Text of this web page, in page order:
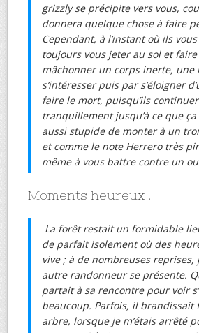
grizzly se précipite vers vous,
donnera quelque chose à faire
Cependant, à l’instant où ils
toujours vous jeter au sol et
mâchonner un corps inerte,
s’intéresser puis par s’éloigner
faire le mort, puisqu’ils
tranquillement jusqu’à ce que
aussi stupide de monter à un
et comme le note Herrero très
même à vous battre contre un
Moments heureux .
La forêt restait un formidable
de parfait isolement où des
vive ; à de nombreuses reprises,
autre randonneur se présente.
partait à sa rencontre pour voir
beaucoup. Parfois, il
arbre, lorsque je m’étais arrêté